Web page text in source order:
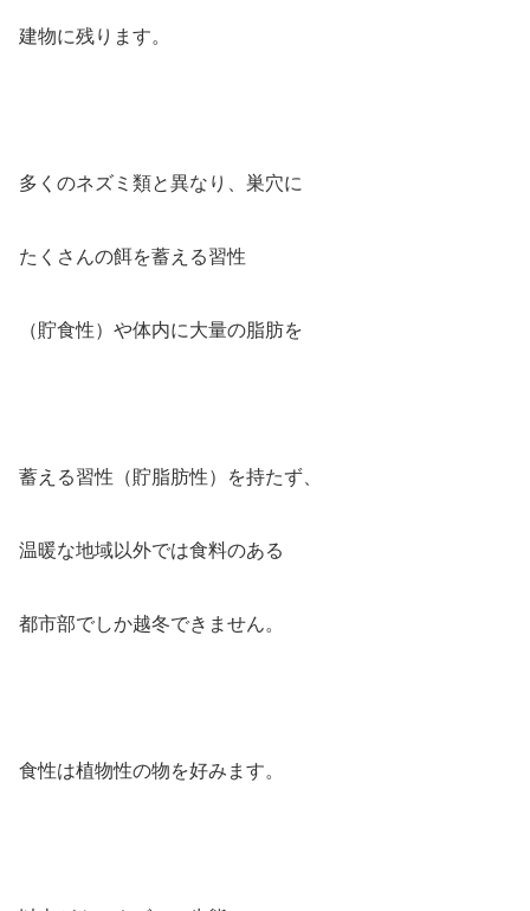
建物に残ります。
多くのネズミ類と異なり、巣穴に
たくさんの餌を蓄える習性
（貯食性）や体内に大量の脂肪を
蓄える習性（貯脂肪性）を持たず、
温暖な地域以外では食料のある
都市部でしか越冬できません。
食性は植物性の物を好みます。